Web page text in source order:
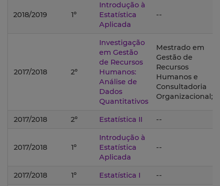
2018/2019 1º
Introdução à
Estatística
Aplicada
--
2017/2018 2º
Investigação
em Gestão
de Recursos
Humanos:
Análise de
Dados
Quantitativos
Mestrado em
Gestão de
Recursos
Humanos e
Consultadoria
Organizacional;
2017/2018 2º Estatística II --
2017/2018 1º
Introdução à
Estatística
Aplicada
--
2017/2018 1º Estatística I --